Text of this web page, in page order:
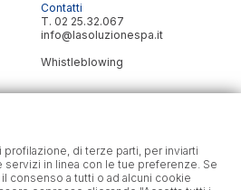
Contatti
T. 02 25.32.067
info@lasoluzionespa.it
Whistleblowing
di terze parti, per inviarti
servizi in linea con le tue preferenze. Se
consenso a tutti o ad alcuni cookie